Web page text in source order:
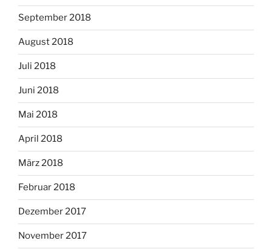
September 2018
August 2018
Juli 2018
Juni 2018
Mai 2018
April 2018
März 2018
Februar 2018
Dezember 2017
November 2017